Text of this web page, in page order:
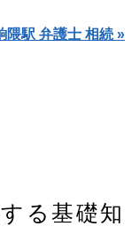
隈駅 弁護士 相続 »
る基礎知